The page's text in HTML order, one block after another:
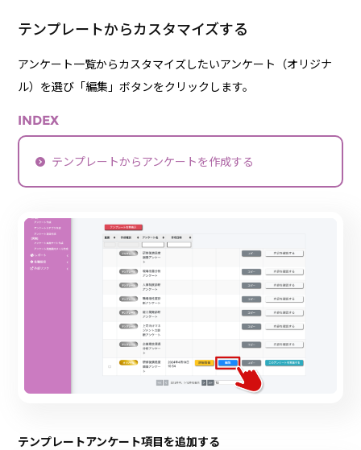
テンプレートからカスタマイズする
アンケート一覧からカスタマイズしたいアンケート（オリジナ
ル）を選び「編集」ボタンをクリックします。
INDEX
テンプレートからアンケートを作成する
テンプレートアンケート項目を追加する